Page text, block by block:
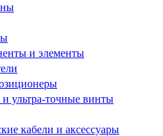
и элементы
ультра-точные винты
кабели и аксессуары